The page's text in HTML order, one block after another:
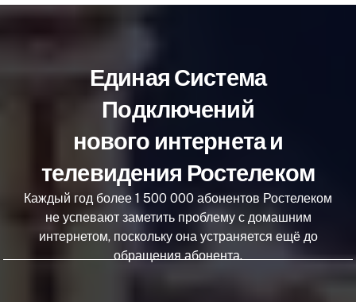
Единая Система
Подключений
нового интернета и
телевидения Ростелеком
Каждый год более 1 500 000 абонентов Ростелеком
не успевают заметить проблему с домашним
интернетом, поскольку она устраняется ещё до
обращения абонента.